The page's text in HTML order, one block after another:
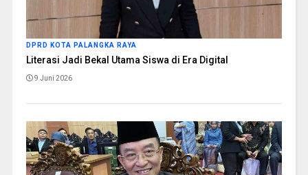
DPRD KOTA PALANGKA RAYA
Literasi Jadi Bekal Utama Siswa di Era Digital
9 Juni 2026